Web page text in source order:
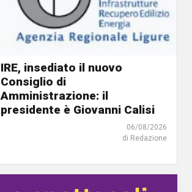
IRE, insediato il nuovo
Consiglio di
Amministrazione: il
presidente è Giovanni Calisi
06/08/2026
di Redazione